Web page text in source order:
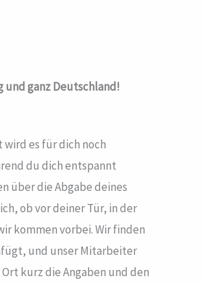
und ganz Deutschland!
es für dich noch
du dich entspannt
über die Abgabe deines
ob vor deiner Tür, in der
kommen vorbei. Wir finden
und unser Mitarbeiter
kurz die Angaben und den